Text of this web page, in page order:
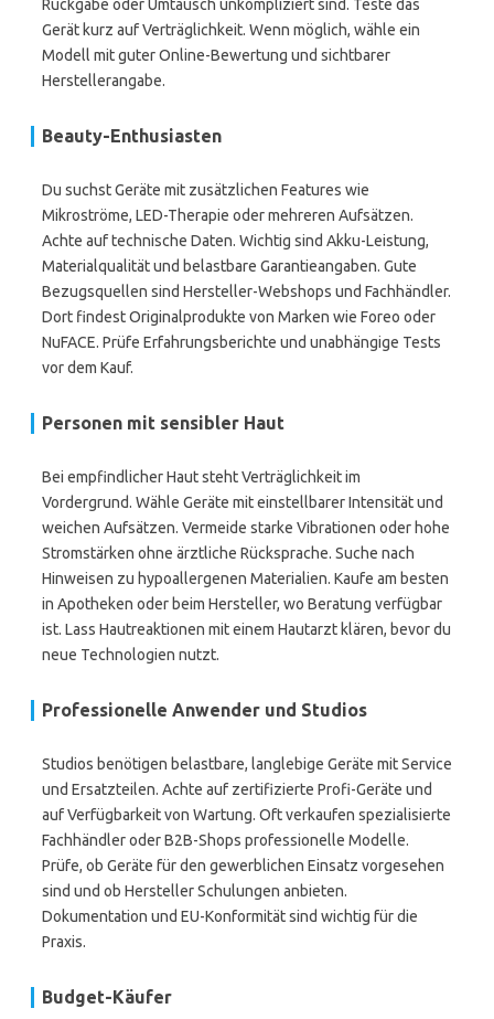
Rückgabe oder Umtausch unkompliziert sind. Teste das
Gerät kurz auf Verträglichkeit. Wenn möglich, wähle ein
Modell mit guter Online-Bewertung und sichtbarer
Herstellerangabe.
Beauty-Enthusiasten
Du suchst Geräte mit zusätzlichen Features wie
Mikroströme, LED-Therapie oder mehreren Aufsätzen.
Achte auf technische Daten. Wichtig sind Akku-Leistung,
Materialqualität und belastbare Garantieangaben. Gute
Bezugsquellen sind Hersteller-Webshops und Fachhändler.
Dort findest Originalprodukte von Marken wie Foreo oder
NuFACE. Prüfe Erfahrungsberichte und unabhängige Tests
vor dem Kauf.
Personen mit sensibler Haut
Bei empfindlicher Haut steht Verträglichkeit im
Vordergrund. Wähle Geräte mit einstellbarer Intensität und
weichen Aufsätzen. Vermeide starke Vibrationen oder hohe
Stromstärken ohne ärztliche Rücksprache. Suche nach
Hinweisen zu hypoallergenen Materialien. Kaufe am besten
in Apotheken oder beim Hersteller, wo Beratung verfügbar
ist. Lass Hautreaktionen mit einem Hautarzt klären, bevor du
neue Technologien nutzt.
Professionelle Anwender und Studios
Studios benötigen belastbare, langlebige Geräte mit Service
und Ersatzteilen. Achte auf zertifizierte Profi-Geräte und
auf Verfügbarkeit von Wartung. Oft verkaufen spezialisierte
Fachhändler oder B2B-Shops professionelle Modelle.
Prüfe, ob Geräte für den gewerblichen Einsatz vorgesehen
sind und ob Hersteller Schulungen anbieten.
Dokumentation und EU-Konformität sind wichtig für die
Praxis.
Budget-Käufer